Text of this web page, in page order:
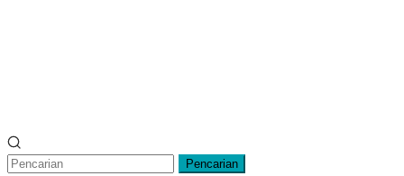
Pencarian